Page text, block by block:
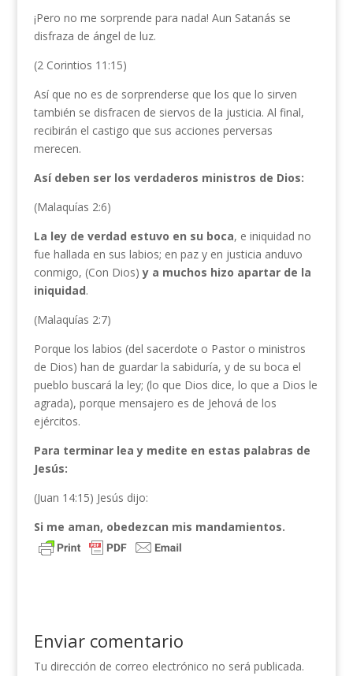
¡Pero no me sorprende para nada! Aun Satanás se
disfraza de ángel de luz.
(2 Corintios 11:15)
Así que no es de sorprenderse que los que lo sirven
también se disfracen de siervos de la justicia. Al final,
recibirán el castigo que sus acciones perversas
merecen.
Así deben ser los verdaderos ministros de Dios:
(Malaquías 2:6)
La ley de verdad estuvo en su boca, e iniquidad no
fue hallada en sus labios; en paz y en justicia anduvo
conmigo, (Con Dios)y a muchos hizo apartar de la
iniquidad.
(Malaquías 2:7)
Porque los labios (del sacerdote o Pastor o ministros
de Dios) han de guardar la sabiduría, y de su boca el
pueblo buscará la ley; (lo que Dios dice, lo que a Dios le
agrada), porque mensajero es de Jehová de los
ejércitos.
Para terminar lea y medite en estas palabras de
Jesús:
(Juan 14:15) Jesús dijo:
Si me aman, obedezcan mis mandamientos.
Enviar comentario
Tu dirección de correo electrónico no será publicada.